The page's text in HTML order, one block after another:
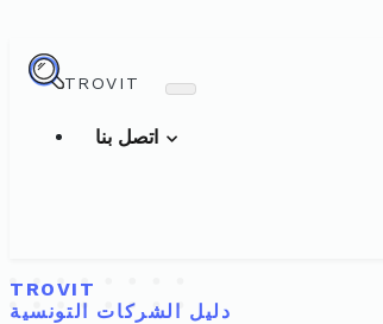
TROVIT
TROVIT
دليل الشركات التونسية